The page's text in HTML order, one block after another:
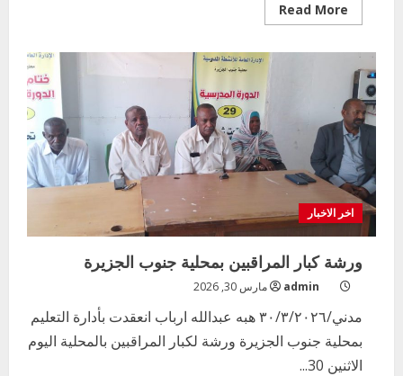
Read More
more
الادارة
العامة
الفني
الاتحادية
يتفقد
اعمال
الورش
بالمدارس
الصناعية
والمعاهد
بولاية
الجزيرة
اخر الاخبار
ورشة كبار المراقبين بمحلية جنوب الجزيرة
admin مارس 30, 2026
مدني/٣٠/٣/٢٠٢٦ هبه عبدالله ارباب انعقدت بأدارة التعليم
بمحلية جنوب الجزيرة ورشة لكبار المراقبين بالمحلية اليوم
الاثنين 30...